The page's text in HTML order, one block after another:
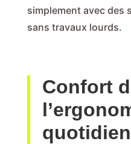
simplement avec des
sans travaux lourds.
Confort
quotidien